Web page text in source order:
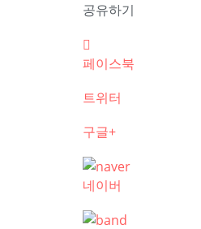
공유하기
페이스북
트위터
구글+
네이버